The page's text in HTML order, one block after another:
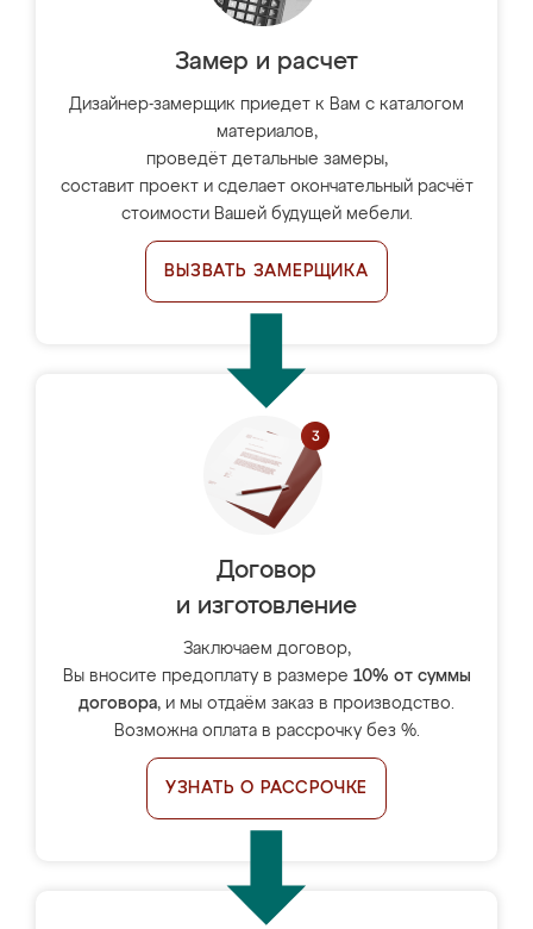
Замер и расчет
Дизайнер-замерщик приедет к Вам с каталогом
материалов,
проведёт детальные замеры,
составит проект и сделает окончательный расчёт
стоимости Вашей будущей мебели.
ВЫЗВАТЬ ЗАМЕРЩИКА
Договор
и изготовление
Заключаем договор,
Вы вносите предоплату в размере 10% от суммы
договора, и мы отдаём заказ в производство.
Возможна оплата в рассрочку без %.
УЗНАТЬ О РАССРОЧКЕ